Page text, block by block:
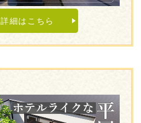
詳細はこちら